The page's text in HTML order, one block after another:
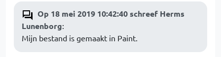
Op 18 mei 2019 10:42:40 schreef Herms
Lunenborg:
Mijn bestand is gemaakt in Paint.